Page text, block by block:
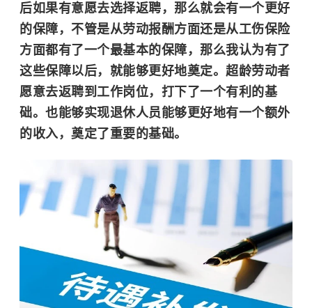
后如果有意愿去选择返聘，那么就会有一个更好
的保障，不管是从劳动报酬方面还是从工伤保险
方面都有了一个最基本的保障，那么我认为有了
这些保障以后，就能够更好地奠定。超龄劳动者
愿意去返聘到工作岗位，打下了一个有利的基
础。也能够实现退休人员能够更好地有一个额外
的收入，奠定了重要的基础。